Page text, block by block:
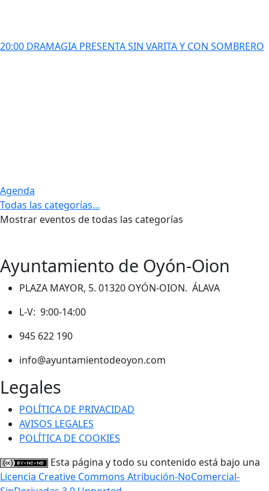
20:00 DRAMAGIA PRESENTA SIN VARITA Y CON SOMBRERO
Agenda
Todas las categorías...
Mostrar eventos de todas las categorías
Ayuntamiento de Oyón-Oion
PLAZA MAYOR, 5. 01320 OYÓN-OION. ÁLAVA
L-V: 9:00-14:00
945 622 190
info@ayuntamientodeoyon.com
Legales
POLÍTICA DE PRIVACIDAD
AVISOS LEGALES
POLÍTICA DE COOKIES
Esta página y todo su contenido está bajo una
Licencia Creative Commons Atribución-NoComercial-